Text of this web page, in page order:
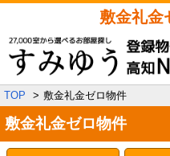
敷金礼金
TOP 敷金礼金ゼロ物件
敷金礼金ゼロ物件